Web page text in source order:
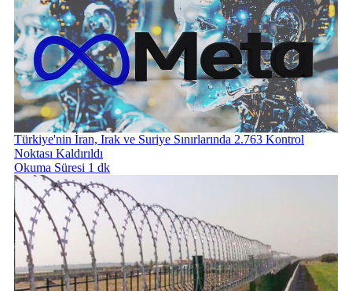
Türkiye'nin İran, Irak ve Suriye Sınırlarında 2.763 Kontrol
Noktası Kaldırıldı
Okuma Süresi 1 dk